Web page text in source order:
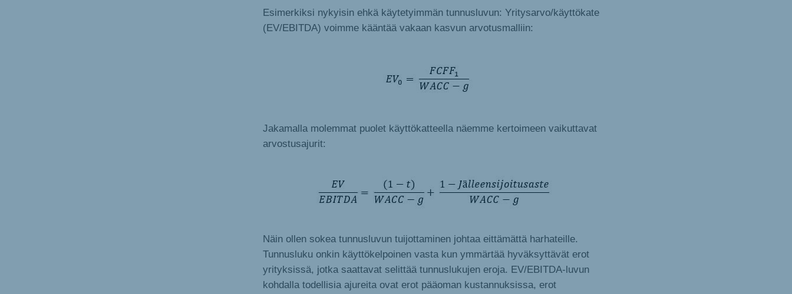
Esimerkiksi nykyisin ehkä käytetyimmän tunnusluvun: Yritysarvo/käyttökate
(EV/EBITDA) voimme kääntää vakaan kasvun arvotusmalliin:
Jakamalla molemmat puolet käyttökatteella näemme kertoimeen vaikuttavat
arvostusajurit:
Näin ollen sokea tunnusluvun tuijottaminen johtaa eittämättä harhateille.
Tunnusluku onkin käyttökelpoinen vasta kun ymmärtää hyväksyttävät erot
yrityksissä, jotka saattavat selittää tunnuslukujen eroja. EV/EBITDA-luvun
kohdalla todellisia ajureita ovat erot pääoman kustannuksissa, erot